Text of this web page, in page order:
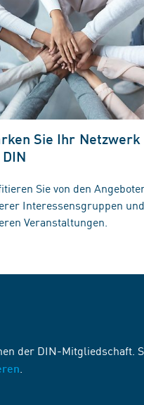
Sie Ihr Netzwerk
Sie von den
Interessensgruppen und
Veranstaltungen.
der DIN-Mitgliedschaft.